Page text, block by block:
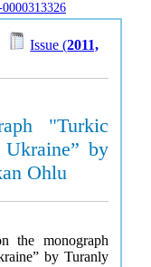
Issue (2011,
"Turkic
by
Ohlu
the monograph
by Turanly